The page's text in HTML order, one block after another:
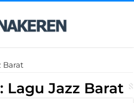
Barat
Lagu Jazz Barat